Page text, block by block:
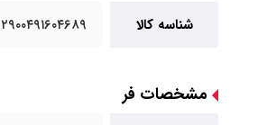
شناسه کالا ۲۹۰۰۴۹۱۶۰۴۶۸۹
مشخصات فر